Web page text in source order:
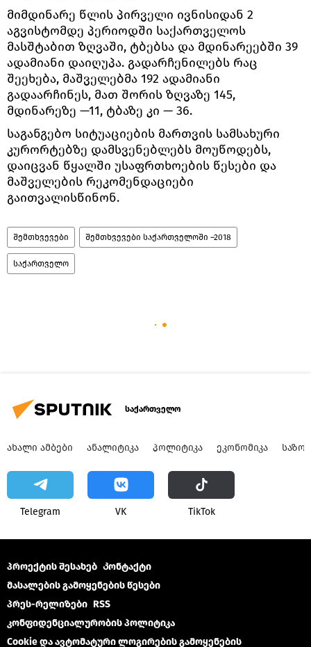
მიმდინარე წლის პირველი ივნისიდან 2
აგვისტომდე პერიოდში საქართველოს
მასშტაბით ზღვაში, ტბებსა და მდინარეებში 39
ადამიანი დაიღუპა. გადარჩენილებს რაც
შეეხება, მაშველებმა 192 ადამიანი
გადაარჩინეს, მათ შორის ზღვაზე 145,
მდინარეზე —11, ტბაზე კი — 36.
საგანგებო სიტუაციების მართვის სამსახური
კურორტებზე დამსვენებლებს მოუწოდებს,
დაიცვან წყალში უსაფრთხოების წესები და
მაშველების რეკომენდაციები
გაითვალისწინონ.
შემთხვევები შემთხვევები საქართველოში –2018
საქართველო
საქართველო
ᲐᲮᲐᲚᲘ ᲐᲛᲑᲔᲑᲘ ᲐᲜᲐᲚᲘᲢᲘᲙᲐ ᲞᲝᲚᲘᲢᲘᲙᲐ ᲔᲙᲝᲜᲝᲛᲘᲙᲐ
Telegram VK ТikТоk
პროექტის შესახებ Კონტაქტი
მასალების გამოყენების წესები
პრეს-რელიზები RSS
კონფიდენციალურობის პოლიტიკა
Cookie და ავტომატური ლოგირების გამოყენების